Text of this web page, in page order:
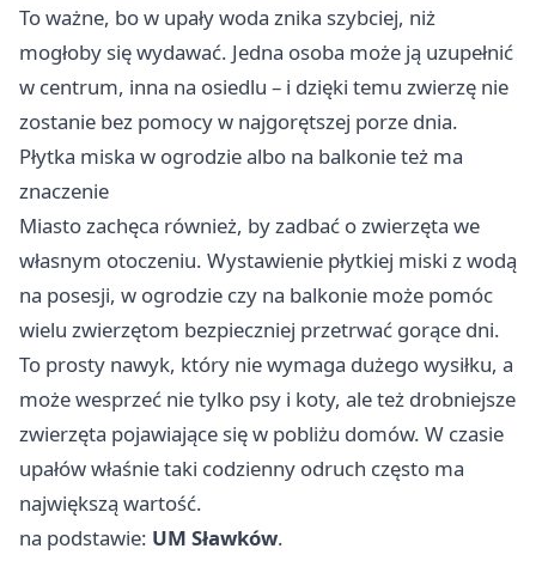
To ważne, bo w upały woda znika szybciej, niż
mogłoby się wydawać. Jedna osoba może ją uzupełnić
w centrum, inna na osiedlu – i dzięki temu zwierzę nie
zostanie bez pomocy w najgorętszej porze dnia.
Płytka miska w ogrodzie albo na balkonie też ma
znaczenie
Miasto zachęca również, by zadbać o zwierzęta we
własnym otoczeniu. Wystawienie płytkiej miski z wodą
na posesji, w ogrodzie czy na balkonie może pomóc
wielu zwierzętom bezpieczniej przetrwać gorące dni.
To prosty nawyk, który nie wymaga dużego wysiłku, a
może wesprzeć nie tylko psy i koty, ale też drobniejsze
zwierzęta pojawiające się w pobliżu domów. W czasie
upałów właśnie taki codzienny odruch często ma
największą wartość.
na podstawie: UM Sławków.